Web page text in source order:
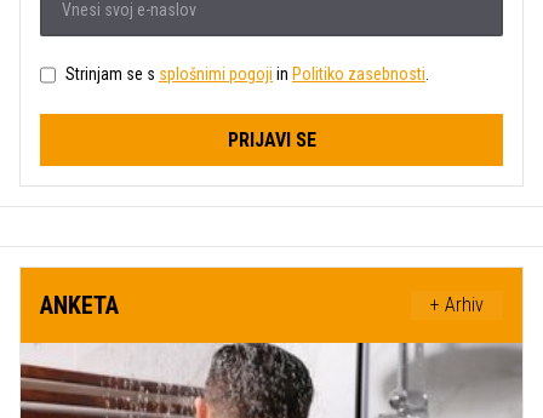
Strinjam se s splošnimi pogoji in Politiko zasebnosti
PRIJAVI SE
ANKETA + Arhiv